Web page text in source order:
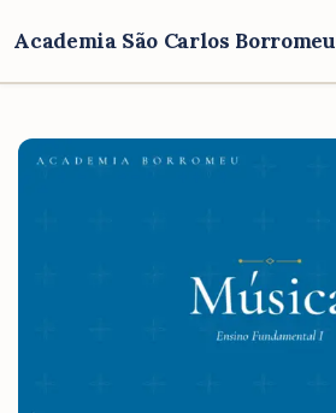
Academia São Carlos Borromeu